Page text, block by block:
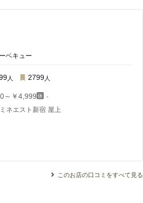
ベキュー
人 2799人
～￥4,999
-
ネエスト新宿 屋上
このお店の口コミをすべて見る